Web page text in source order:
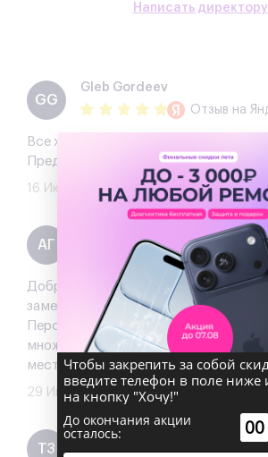
Написать директору
GG
Gleb Gordeev
Отзыв на
Все хорошо. Быстрый и качественный
Предложили хорошую скидку.
16 Июля 2025
АГ
Отзывна
Добрый день! Это отличное место,
заменить батарею в вашем iPhone 11
Персонал был очень дружелюбным и
множество бонусов. Лучше всего
месте. Желаю вам успехов и
29 Июня 2025
ТЗ
Татьяна Зюбина
Чтобы закрепить за собой
введите телефон в поле ниже
на кнопку "Хочу!"
До окончания акции
осталось: 00